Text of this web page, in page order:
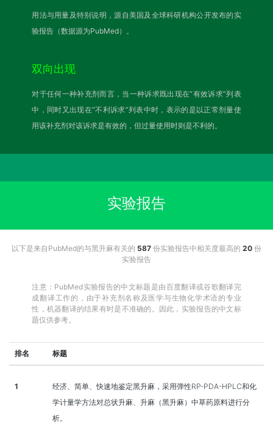
用法与用量及特别说明，源自美国及全球科研机构公开发布的实
验报告（数据源为PubMed）。
双向出现
对于任何一种补充剂而言，当一种诉求既出现在“有效诉求”列表
中，同时又出现在“不利诉求”列表中时，表示的是以正常剂量使
用该补充剂对该诉求是有效的，但过量使用时则是不利的。
实验报告
以下是来自PubMed的与黑升麻有关的 587 份实验报告中相关度最高的 20 份
实验报告
注意：PubMed实验报告的中文标题是由百度翻译或谷歌翻译完
成翻译工作的，由于补充剂名称及医学与生物化学术语的专业
性，机器翻译的结果有时是不准确的。因此，实验报告的中文标
题仅供参考。
排名 标题
1
经济、简单、快速地鉴定黑升麻，采用弹性RP-PDA-HPLC和化
学计量学方法对总状升麻、升麻（黑升麻）中草药原料进行分
析。